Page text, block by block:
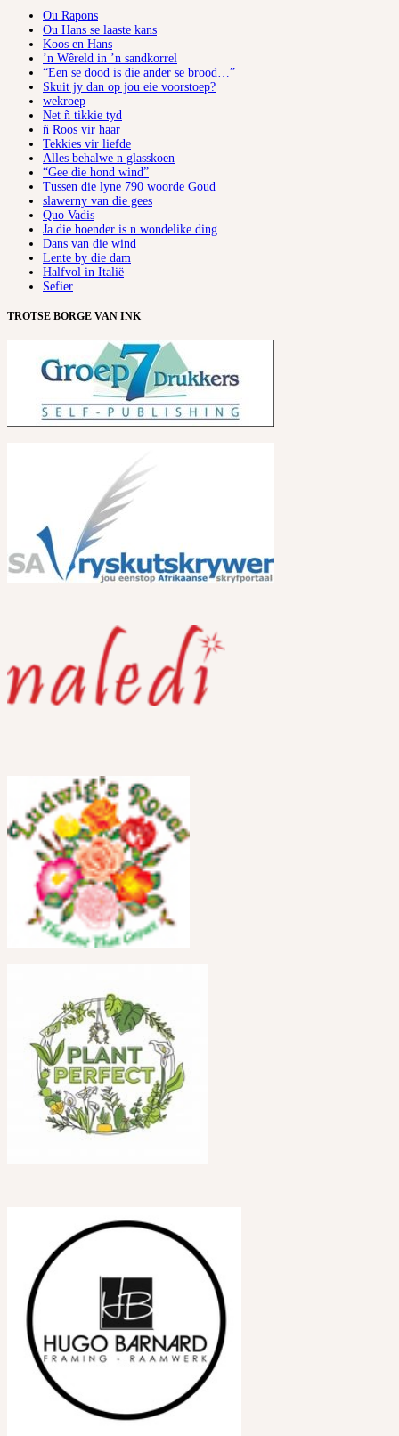
Ou Rapons
Ou Hans se laaste kans
Koos en Hans
’n Wêreld in ’n sandkorrel
“Een se dood is die ander se brood…”
Skuit jy dan op jou eie voorstoep?
wekroep
Net ñ tikkie tyd
ñ Roos vir haar
Tekkies vir liefde
Alles behalwe n glasskoen
“Gee die hond wind”
Tussen die lyne 790 woorde Goud
slawerny van die gees
Quo Vadis
Ja die hoender is n wondelike ding
Dans van die wind
Lente by die dam
Halfvol in Italië
Sefier
TROTSE BORGE VAN INK